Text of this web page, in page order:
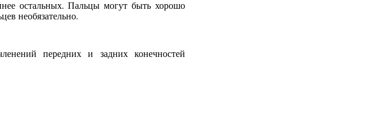
остальных. Пальцы могут быть хорошо
необязательно.
передних и задних конечностей